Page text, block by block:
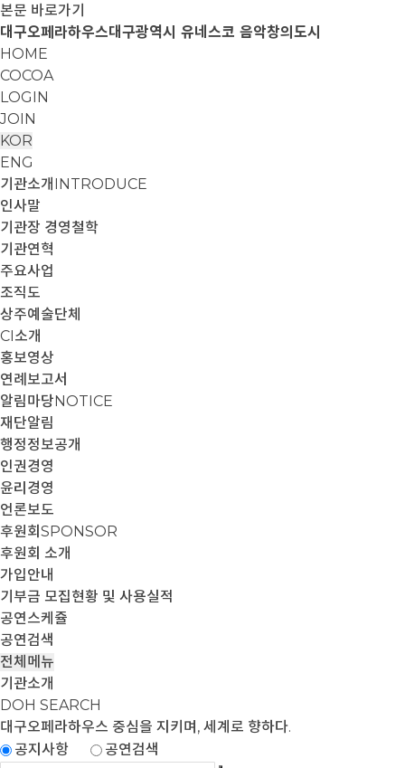
본문 바로가기
대구오페라하우스대구광역시 유네스코 음악창의도시
HOME
COCOA
LOGIN
JOIN
KOR
ENG
기관소개 INTRODUCE
인사말
기관장 경영철학
기관연혁
주요사업
조직도
상주예술단체
CI소개
홍보영상
연례보고서
알림마당NOTICE
재단알림
행정정보공개
인권경영
윤리경영
언론보도
후원회 SPONSOR
후원회 소개
가입안내
기부금 모집현황 및 사용실적
공연스케쥴
공연검색
전체메뉴
기관소개
DOH SEARCH
대구오페라하우스 중심을 지키며, 세계로 향하다.
공지사항
공연검색